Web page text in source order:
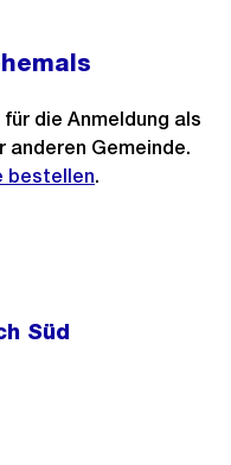
die Anmeldung als
anderen Gemeinde.
bestellen.
Süd